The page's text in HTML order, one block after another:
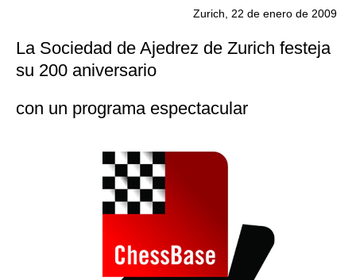
Zurich, 22 de enero de 2009
La Sociedad de Ajedrez de Zurich festeja
su 200 aniversario
con un programa espectacular